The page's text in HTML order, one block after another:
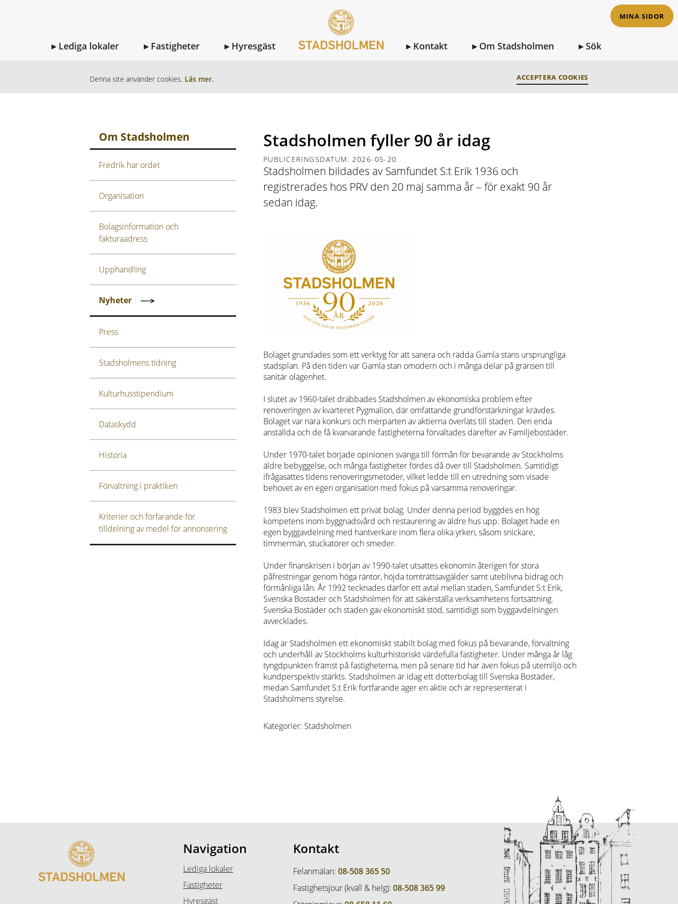
Lediga lokaler Fastigheter Hyresgäst Kontakt Om Stadsholmen Sök
MINA SIDOR
HEM OM STADSHOLMEN NYHETER
Om Stadsholmen
Fredrik har ordet
Organisation
Bolagsinformation och
fakturaadress
Upphandling
Nyheter
Press
Stadsholmens tidning
Kulturhusstipendium
Dataskydd
Historia
Förvaltning i praktiken
Kriterier och förfarande för
tilldelning av medel för annonsering
Stadsholmen fyller 90 år idag
Denna site använder cookies. Läs mer. ACCEPTERA COOKIES
PUBLICERINGSDATUM: 2026-05-20
Stadsholmen bildades av Samfundet S:t Erik 1936 och
registrerades hos PRV den 20 maj samma år – för exakt 90 år
sedan idag.
Bolaget grundades som ett verktyg för att sanera och rädda Gamla stans ursprungliga
stadsplan. På den tiden var Gamla stan omodern och i många delar på gränsen till
sanitär olägenhet.
I slutet av 1960-talet drabbades Stadsholmen av ekonomiska problem efter
renoveringen av kvarteret Pygmalion, där omfattande grundförstärkningar krävdes.
Bolaget var nära konkurs och merparten av aktierna överläts till staden. Den enda
anställda och de få kvarvarande fastigheterna förvaltades därefter av Familjebostäder.
Under 1970-talet började opinionen svänga till förmån för bevarande av Stockholms
äldre bebyggelse, och många fastigheter fördes då över till Stadsholmen. Samtidigt
ifrågasattes tidens renoveringsmetoder, vilket ledde till en utredning som visade
behovet av en egen organisation med fokus på varsamma renoveringar.
1983 blev Stadsholmen ett privat bolag. Under denna period byggdes en hög
kompetens inom byggnadsvård och restaurering av äldre hus upp. Bolaget hade en
egen byggavdelning med hantverkare inom flera olika yrken, såsom snickare,
timmermän, stuckatörer och smeder.
Under finanskrisen i början av 1990-talet utsattes ekonomin återigen för stora
påfrestningar genom höga räntor, höjda tomträttsavgälder samt uteblivna bidrag och
förmånliga lån. År 1992 tecknades därför ett avtal mellan staden, Samfundet S:t Erik,
Svenska Bostäder och Stadsholmen för att säkerställa verksamhetens fortsättning.
Svenska Bostäder och staden gav ekonomiskt stöd, samtidigt som byggavdelningen
avvecklades.
Idag är Stadsholmen ett ekonomiskt stabilt bolag med fokus på bevarande, förvaltning
och underhåll av Stockholms kulturhistoriskt värdefulla fastigheter. Under många år låg
tyngdpunkten främst på fastigheterna, men på senare tid har även fokus på utemiljö och
kundperspektiv stärkts. Stadsholmen är idag ett dotterbolag till Svenska Bostäder,
medan Samfundet S:t Erik fortfarande äger en aktie och är representerat i
Stadsholmens styrelse.
Kategorier: Stadsholmen
Navigation
Lediga lokaler
Fastigheter
Hyresgäst
Kontakt
Felanmälan: 08-508 365 50
Fastighetsjour (kväll & helg): 08-508 365 99